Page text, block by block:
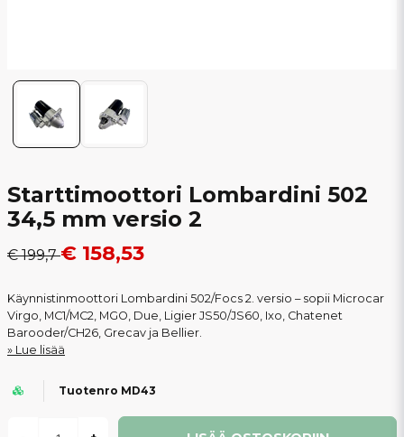
Starttimoottori Lombardini 502
34,5 mm versio 2
€ 199,7€ 158,53
Käynnistinmoottori Lombardini 502/Focs 2. versio – sopii Microcar
Virgo, MC1/MC2, MGO, Due, Ligier JS50/JS60, Ixo, Chatenet
Barooder/CH26, Grecav ja Bellier.
Lue lisää
Tuotenro MD43